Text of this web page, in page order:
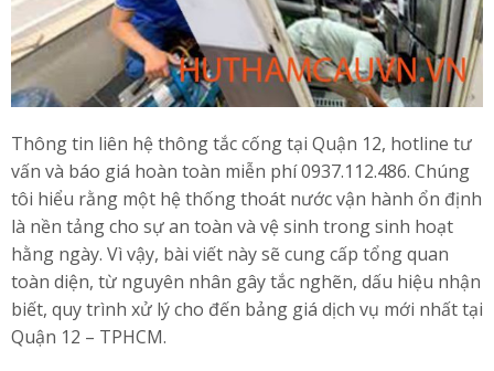
Thông tin liên hệ thông tắc cống tại Quận 12, hotline tư
vấn và báo giá hoàn toàn miễn phí 0937.112.486. Chúng
tôi hiểu rằng một hệ thống thoát nước vận hành ổn định
là nền tảng cho sự an toàn và vệ sinh trong sinh hoạt
hằng ngày. Vì vậy, bài viết này sẽ cung cấp tổng quan
toàn diện, từ nguyên nhân gây tắc nghẽn, dấu hiệu nhận
biết, quy trình xử lý cho đến bảng giá dịch vụ mới nhất tại
Quận 12 – TPHCM.